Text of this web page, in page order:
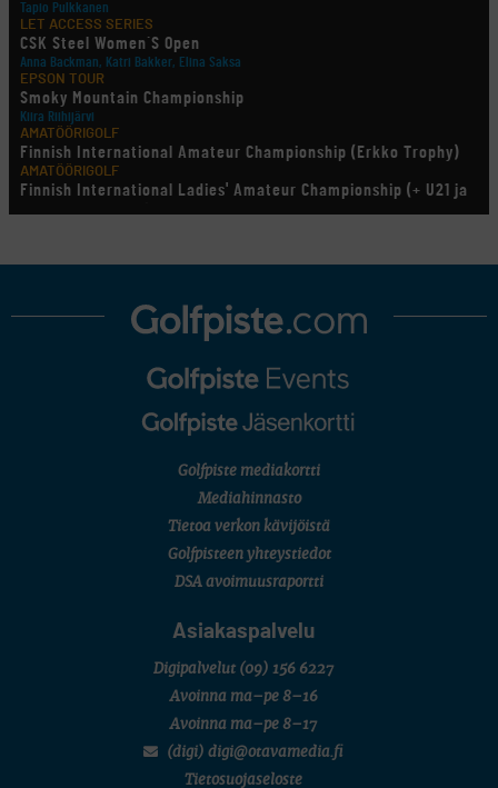
Tapio Pulkkanen
LET ACCESS SERIES
CSK Steel Women´S Open
Anna Backman, Katri Bakker, Elina Saksa
EPSON TOUR
Smoky Mountain Championship
Kiira Riihijärvi
AMATÖÖRIGOLF
Finnish International Amateur Championship (Erkko Trophy)
AMATÖÖRIGOLF
Finnish International Ladies' Amateur Championship (+ U21 ja
U18/FJT/Aulanko)
LEGENDS TOUR
U.S. Women's Amateur Championship
English Boys' (U14) Open Amateur Stroke Play Championship
Eeli Krankka, Lionel Mutikainen
Kivitippu Classic Invitational 2026
SM-reikäpeli (M50/Kymen Golf)
7 (U18 ja U21/pojat/Tahko)
Golfpiste mediakortti
Mediahinnasto
Tietoa verkon kävijöistä
Golfpisteen yhteystiedot
DSA avoimuusraportti
Asiakaspalvelu
Digipalvelut (09) 156 6227
Avoinna ma–pe 8–16
Avoinna ma–pe 8–17
(digi) digi@otavamedia.fi
Tietosuojaseloste